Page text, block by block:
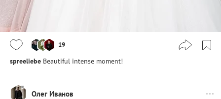
19
spreeliebe Beautiful intense moment!
Олег Иванов